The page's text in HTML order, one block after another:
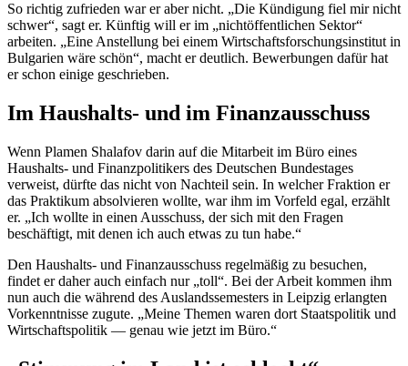
So richtig zufrieden war er aber nicht. „Die Kündigung fiel mir nicht
schwer“, sagt er. Künftig will er im „nichtöffentlichen Sektor“
arbeiten. „Eine Anstellung bei einem Wirtschaftsforschungsinstitut in
Bulgarien wäre schön“, macht er deutlich. Bewerbungen dafür hat
er schon einige geschrieben.
Im Haushalts- und im Finanzausschuss
Wenn Plamen Shalafov darin auf die Mitarbeit im Büro eines
Haushalts- und Finanzpolitikers des Deutschen Bundestages
verweist, dürfte das nicht von Nachteil sein. In welcher Fraktion er
das Praktikum absolvieren wollte, war ihm im Vorfeld egal, erzählt
er. „Ich wollte in einen Ausschuss, der sich mit den Fragen
beschäftigt, mit denen ich auch etwas zu tun habe.“
Den Haushalts- und Finanzausschuss regelmäßig zu besuchen,
findet er daher auch einfach nur „toll“. Bei der Arbeit kommen ihm
nun auch die während des Auslandssemesters in Leipzig erlangten
Vorkenntnisse zugute. „Meine Themen waren dort Staatspolitik und
Wirtschaftspolitik — genau wie jetzt im Büro.“